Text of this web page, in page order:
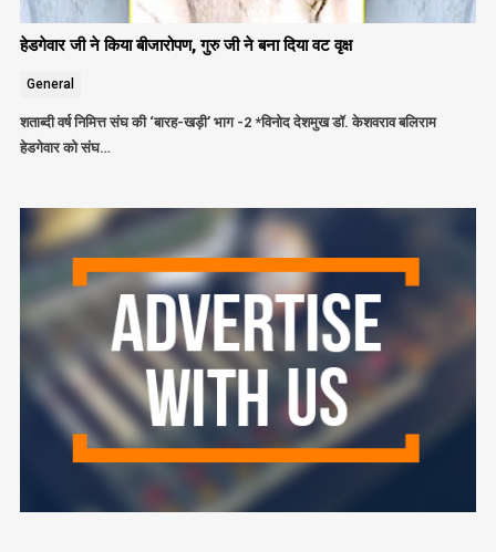
हेडगेवार जी ने किया बीजारोपण, गुरु जी ने बना दिया वट वृक्ष
General
शताब्दी वर्ष निमित्त संघ की ‘बारह-खड़ी’ भाग -2 *विनोद देशमुख डॉ. केशवराव बलिराम
हेडगेवार को संघ…